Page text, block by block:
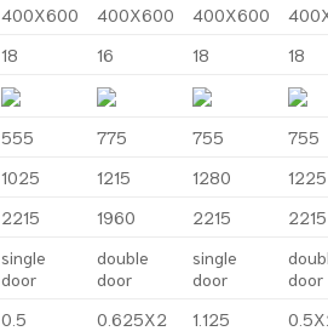
400X600 400X600 400X600
18 16 18
18
555 775 755
755
1025 1215 1280
1225
2215 1960 2215 2215
single
door
double
door
single
door
door
0.5 0.625X2 1.125